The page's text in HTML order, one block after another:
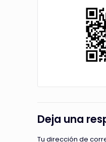
Deja una
Tu dirección de